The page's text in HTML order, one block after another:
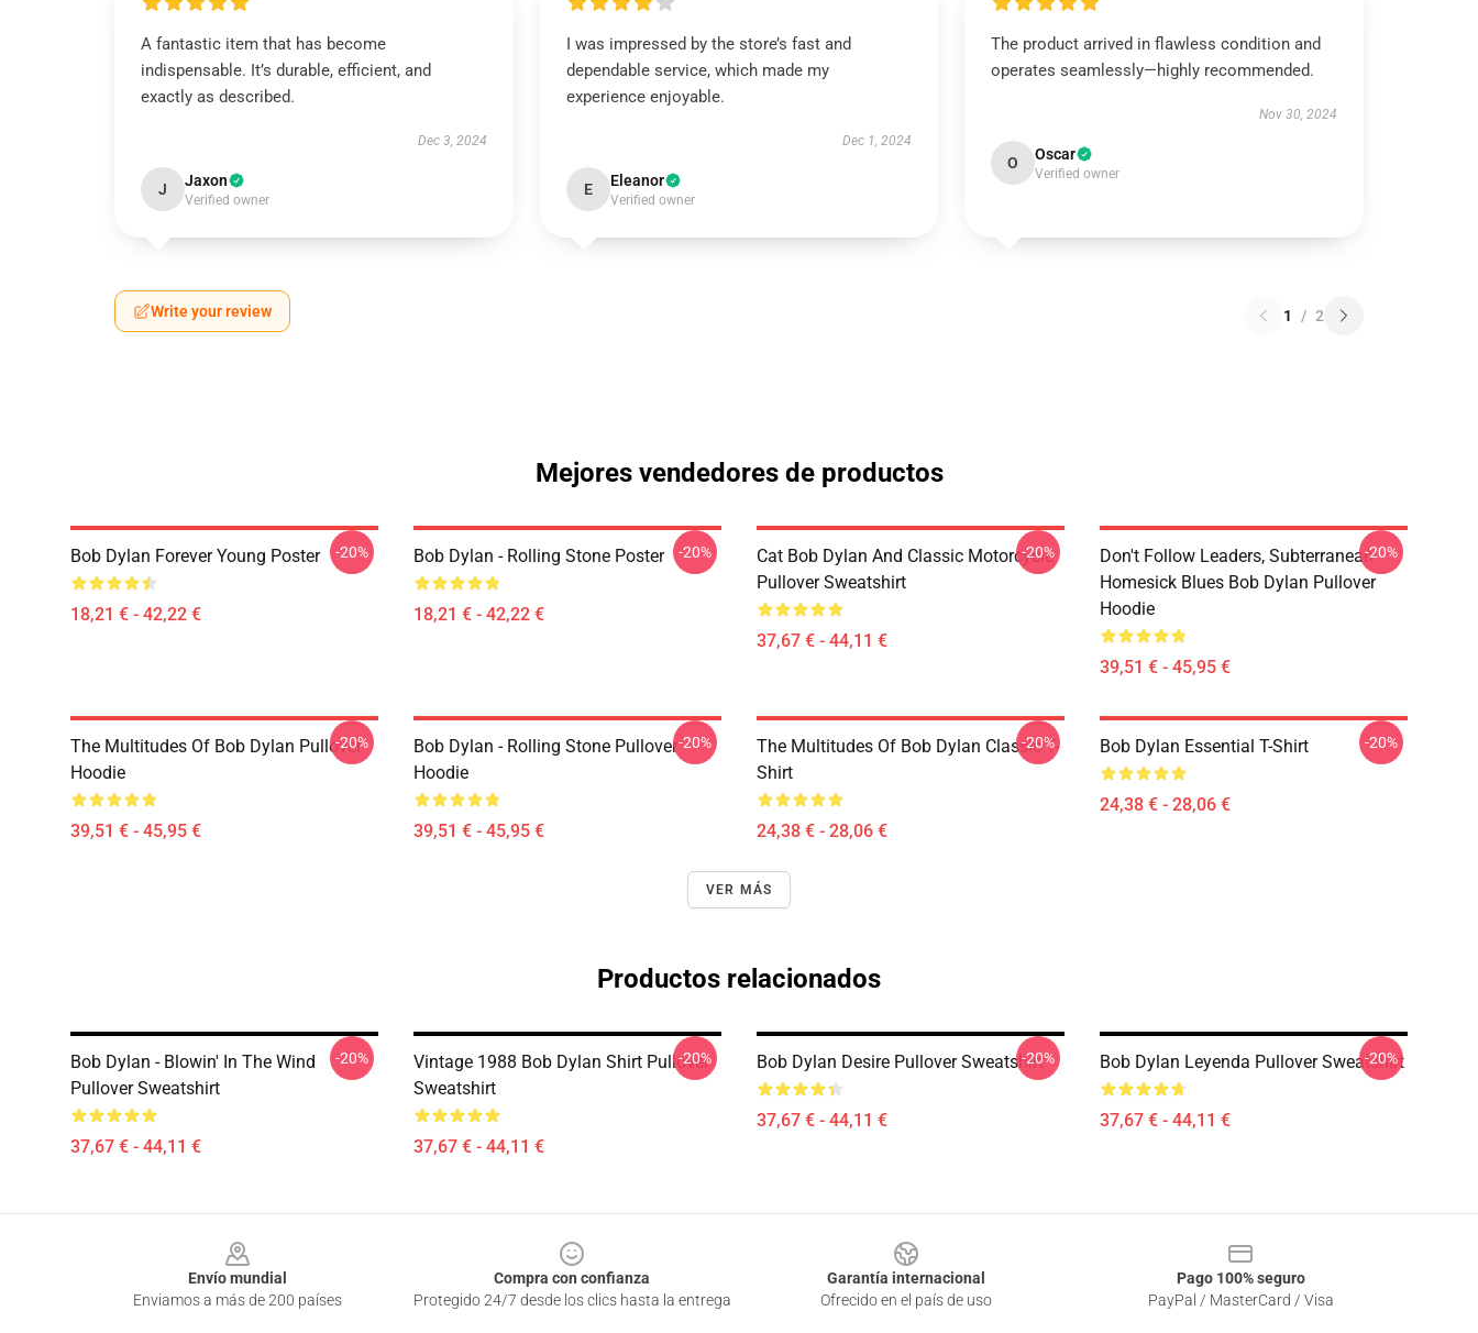
A fantastic item that has become
indispensable. It’s durable, efficient, and
exactly as described.
Dec 3, 2024
J Jaxon
Verified owner
I was impressed by the store’s fast and
dependable service, which made my
experience enjoyable.
Dec 1, 2024
E Eleanor
Verified owner
The product arrived in flawless condition and
operates seamlessly—highly recommended.
Nov 30, 2024
O Oscar
Verified owner
Write your review 1 / 2
Mejores vendedores de productos
Bob Dylan Forever Young Poster
18,21 € - 42,22 €
-20% Bob Dylan - Rolling Stone Poster
18,21 € - 42,22 €
-20%
Cat Bob Dylan And Classic Motorcycle
Pullover Sweatshirt
37,67 € - 44,11 €
-20%
Don't Follow Leaders, Subterranean
Homesick Blues Bob Dylan Pullover
Hoodie
39,51 € - 45,95 €
-20%
The Multitudes Of Bob Dylan Pullover
Hoodie
39,51 € - 45,95 €
-20%
Bob Dylan - Rolling Stone Pullover
Hoodie
39,51 € - 45,95 €
-20%
The Multitudes Of Bob Dylan Classic T-
Shirt
24,38 € - 28,06 €
-20% Bob Dylan Essential T-Shirt
24,38 € - 28,06 €
-20%
VER MÁS
Productos relacionados
Bob Dylan - Blowin' In The Wind
Pullover Sweatshirt
37,67 € - 44,11 €
-20%
Vintage 1988 Bob Dylan Shirt Pullover
Sweatshirt
37,67 € - 44,11 €
-20% Bob Dylan Desire Pullover Sweatshirt
37,67 € - 44,11 €
-20% Bob Dylan Leyenda Pullover Sweatshirt
37,67 € - 44,11 €
-20%
Envío mundial
Enviamos a más de 200 países
Compra con confianza
Protegido 24/7 desde los clics hasta la entrega
Garantía internacional
Ofrecido en el país de uso
Pago 100% seguro
PayPal / MasterCard / Visa